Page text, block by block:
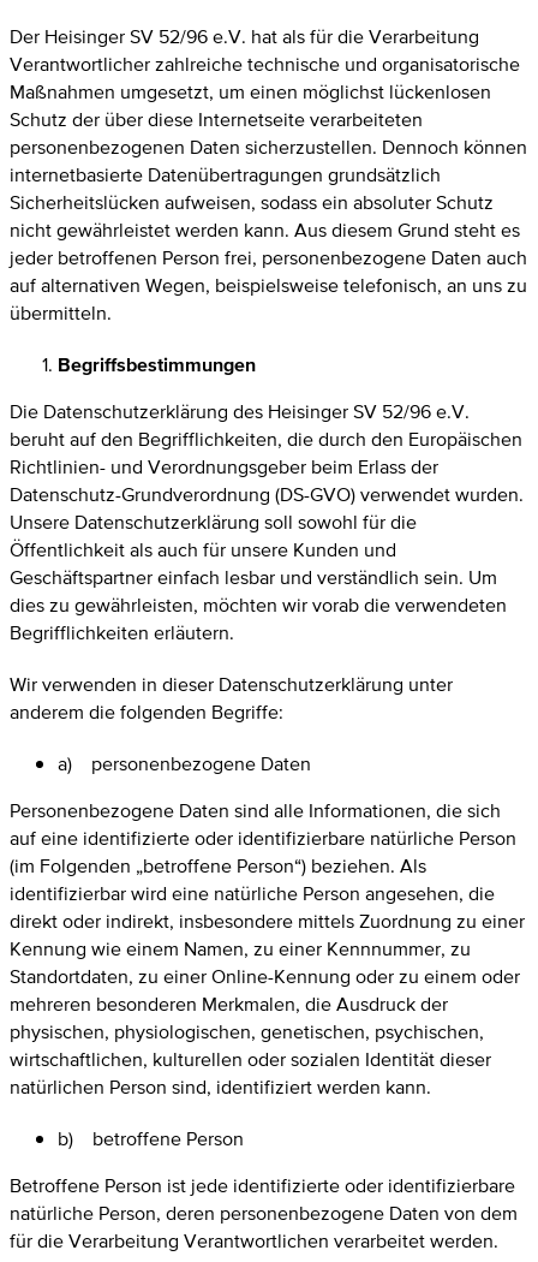
Der Heisinger SV 52/96 e.V. hat als für die Verarbeitung
Verantwortlicher zahlreiche technische und organisatorische
Maßnahmen umgesetzt, um einen möglichst lückenlosen
Schutz der über diese Internetseite verarbeiteten
personenbezogenen Daten sicherzustellen. Dennoch können
internetbasierte Datenübertragungen grundsätzlich
Sicherheitslücken aufweisen, sodass ein absoluter Schutz
nicht gewährleistet werden kann. Aus diesem Grund steht es
jeder betroffenen Person frei, personenbezogene Daten auch
auf alternativen Wegen, beispielsweise telefonisch, an uns zu
übermitteln.
Begriffsbestimmungen
Die Datenschutzerklärung des Heisinger SV 52/96 e.V.
beruht auf den Begrifflichkeiten, die durch den Europäischen
Richtlinien- und Verordnungsgeber beim Erlass der
Datenschutz-Grundverordnung (DS-GVO) verwendet wurden.
Unsere Datenschutzerklärung soll sowohl für die
Öffentlichkeit als auch für unsere Kunden und
Geschäftspartner einfach lesbar und verständlich sein. Um
dies zu gewährleisten, möchten wir vorab die verwendeten
Begrifflichkeiten erläutern.
Wir verwenden in dieser Datenschutzerklärung unter
anderem die folgenden Begriffe:
a) personenbezogene Daten
Personenbezogene Daten sind alle Informationen, die sich
auf eine identifizierte oder identifizierbare natürliche Person
(im Folgenden „betroffene Person“) beziehen. Als
identifizierbar wird eine natürliche Person angesehen, die
direkt oder indirekt, insbesondere mittels Zuordnung zu einer
Kennung wie einem Namen, zu einer Kennnummer, zu
Standortdaten, zu einer Online-Kennung oder zu einem oder
mehreren besonderen Merkmalen, die Ausdruck der
physischen, physiologischen, genetischen, psychischen,
wirtschaftlichen, kulturellen oder sozialen Identität dieser
natürlichen Person sind, identifiziert werden kann.
b) betroffene Person
Betroffene Person ist jede identifizierte oder identifizierbare
natürliche Person, deren personenbezogene Daten von dem
für die Verarbeitung Verantwortlichen verarbeitet werden.